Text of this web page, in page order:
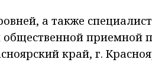
а также
приемной
край, г.